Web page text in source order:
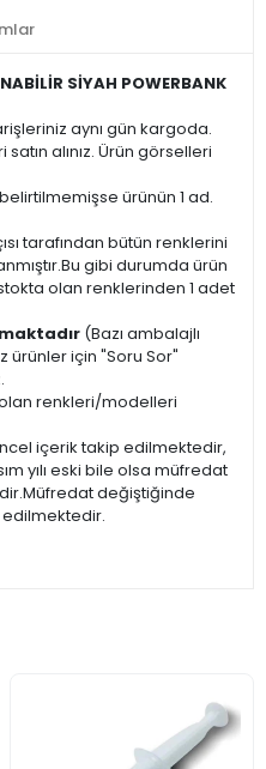
SİYAH POWERBANK
aynı gün kargoda.
alınız. Ürün görselleri
ürünün 1 ad.
tarafından bütün renklerini
gibi durumda ürün
olan renklerinden 1 adet
(Bazı ambalajlı
ürünler için "Soru Sor"
renkleri/modelleri
içerik takip edilmektedir,
yılı eski bile olsa müfredat
değiştiğinde